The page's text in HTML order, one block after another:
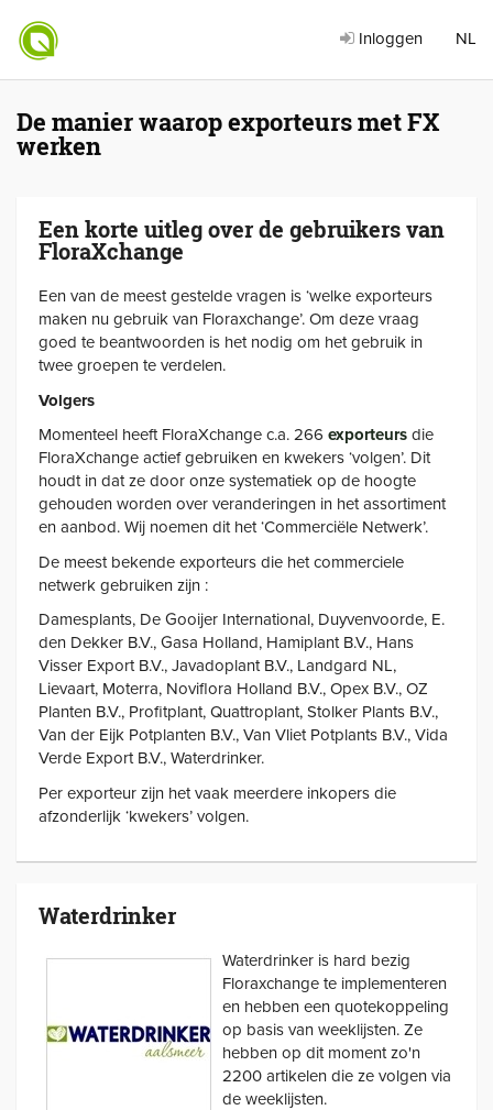
Inloggen NL
De manier waarop exporteurs met FX
werken
Een korte uitleg over de gebruikers van
FloraXchange
Een van de meest gestelde vragen is ‘welke exporteurs
maken nu gebruik van Floraxchange’. Om deze vraag
goed te beantwoorden is het nodig om het gebruik in
twee groepen te verdelen.
Volgers
Momenteel heeft FloraXchange c.a. 266 exporteurs die
FloraXchange actief gebruiken en kwekers ‘volgen’. Dit
houdt in dat ze door onze systematiek op de hoogte
gehouden worden over veranderingen in het assortiment
en aanbod. Wij noemen dit het ‘Commerciële Netwerk’.
De meest bekende exporteurs die het commerciele
netwerk gebruiken zijn :
Damesplants, De Gooijer International, Duyvenvoorde, E.
den Dekker B.V., Gasa Holland, Hamiplant B.V., Hans
Visser Export B.V., Javadoplant B.V., Landgard NL,
Lievaart, Moterra, Noviflora Holland B.V., Opex B.V., OZ
Planten B.V., Profitplant, Quattroplant, Stolker Plants B.V.,
Van der Eijk Potplanten B.V., Van Vliet Potplants B.V., Vida
Verde Export B.V., Waterdrinker.
Per exporteur zijn het vaak meerdere inkopers die
afzonderlijk ‘kwekers’ volgen.
Waterdrinker
Waterdrinker is hard bezig
Floraxchange te implementeren
en hebben een quotekoppeling
op basis van weeklijsten. Ze
hebben op dit moment zo'n
2200 artikelen die ze volgen via
de weeklijsten.